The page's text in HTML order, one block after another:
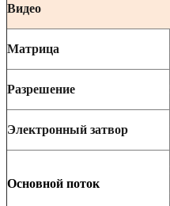
Видео
Матрица
Разрешение
Электронный затвор
Основной поток